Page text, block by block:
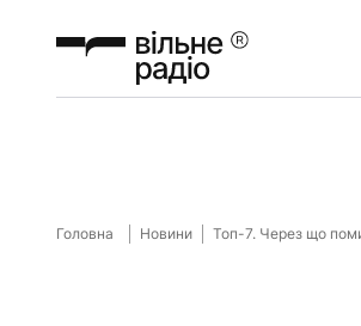
Головна Новини Топ-7. Через що